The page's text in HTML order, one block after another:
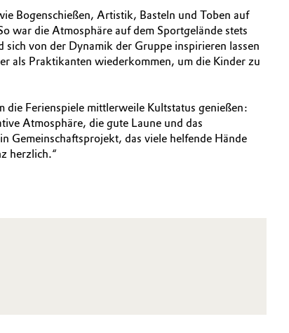
Bogenschießen, Artistik, Basteln und Toben auf
war die Atmosphäre auf dem Sportgelände stets
von der Dynamik der Gruppe inspirieren lassen
als Praktikanten wiederkommen, um die Kinder zu
die Ferienspiele mittlerweile Kultstatus genießen:
Atmosphäre, die gute Laune und das
Gemeinschaftsprojekt, das viele helfende Hände
herzlich.“